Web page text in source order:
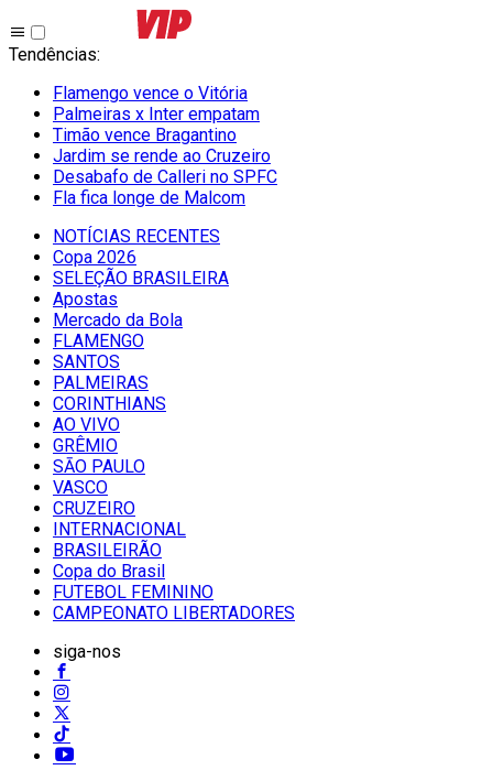
Tendências:
Flamengo vence o Vitória
Palmeiras x Inter empatam
Timão vence Bragantino
Jardim se rende ao Cruzeiro
Desabafo de Calleri no SPFC
Fla fica longe de Malcom
NOTÍCIAS RECENTES
Copa 2026
SELEÇÃO BRASILEIRA
Apostas
Mercado da Bola
FLAMENGO
SANTOS
PALMEIRAS
CORINTHIANS
AO VIVO
GRÊMIO
SĀO PAULO
VASCO
CRUZEIRO
INTERNACIONAL
BRASILEIRÃO
Copa do Brasil
FUTEBOL FEMININO
CAMPEONATO LIBERTADORES
siga-nos